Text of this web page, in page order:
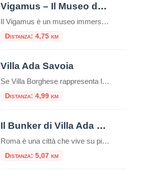
Vigamus – Il Museo del Videogioco
Il Vigamus è un museo immersivo e interattivo per scoprire origini ed evoluzione dei videgiochi con 100 pannelli illustrati e 36 postazioni-gioco E’ il più grande museo del videogioco in Italia, secondo in Europa per anzianità solo al Museo di Berlino. All’interno è allestita una sala interattiva rivolta ai più giovani, agli studenti e a […]
Distanza: 4,75 km
Villa Ada Savoia
Se Villa Borghese rappresenta l’eleganza curata e il barocco monumentale, e Villa Pamphili l’estensione sconfinata, Villa Ada Savoia è l’anima più autentica, boscosa e segreta della capitale. Situata nel settore nord, lungo la via Salaria, con i suoi circa 160 ettari è il secondo parco pubblico più grande di Roma, un luogo dove la storia […]
Distanza: 4,99 km
Il Bunker di Villa Ada a Roma
Roma è una città che vive su più livelli. Sotto il traffico caotico della via Salaria e l’apparente serenità dei prati di Villa Ada, si nasconde un mondo parallelo, fatto di cemento armato, porte stagne e memorie di un passato bellico che sembra lontanissimo, eppure è ancora palpabile. Il Bunker di Villa Ada Savoia, rifugio […]
Distanza: 5,07 km